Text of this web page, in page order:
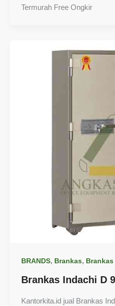
Termurah Free Ongkir
BRANDS, Brankas,
Brankas Indachi D
Kantorkita.id jual Brankas